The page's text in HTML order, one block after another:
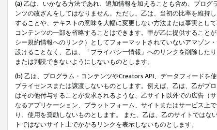
(a) 乙は、いかなる方法であれ、追加情報を加えることも含め、プロ
ンツの改ざんをしてはなりません。ただし、乙は、当初の比率を維持
することや、テキストの意味を大幅に変更しない方法または事実とし
コンテンツの一部を省略することはできます。甲が乙に提供すること
シー規約情報へのリンク）としてフォーマットされていないアマゾン
設けることなく、乙は、「プライバシー情報」へのリンクを削除した
または判読できないようにしないものとします。
(b) 乙は、プログラム・コンテンツやCreators API、データフィード
ブライセンスまたは譲渡しないものとします。例えば、乙は、乙がプ
はその他付与することが要求されるような、乙サイト以外での広告（
なるアプリケーション、プラットフォーム、サイトまたはサービス上
り、使用を奨励しないものとします。 また、乙は、乙のサイトでは
トではないサイト上でかかるリンクを表示しないものとします。